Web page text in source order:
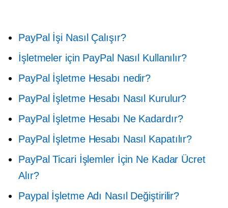
PayPal İşi Nasıl Çalışır?
İşletmeler için PayPal Nasıl Kullanılır?
PayPal İşletme Hesabı nedir?
PayPal İşletme Hesabı Nasıl Kurulur?
PayPal İşletme Hesabı Ne Kadardır?
PayPal İşletme Hesabı Nasıl Kapatılır?
PayPal Ticari İşlemler İçin Ne Kadar Ücret
Alır?
Paypal İşletme Adı Nasıl Değiştirilir?